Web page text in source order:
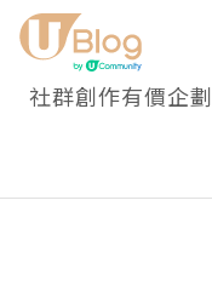
社群創作有價企劃